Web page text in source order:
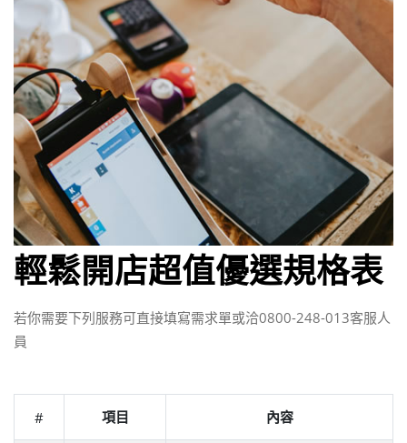
輕鬆開店超值優選規格表
若你需要下列服務可直接填寫需求單或洽0800-248-013客服人
員
# 項目 內容